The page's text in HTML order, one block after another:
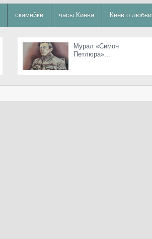
скамейки часы Киева Киев о любви
Мурал «Симон
Петлюра»...